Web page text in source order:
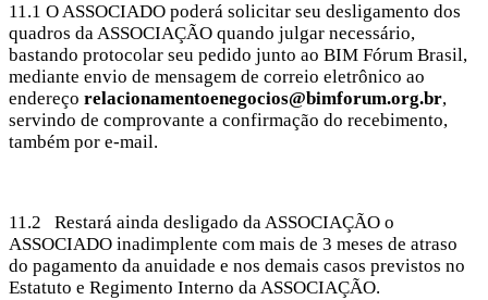
11.1 O ASSOCIADO poderá solicitar seu desligamento dos
quadros da ASSOCIAÇÃO quando julgar necessário,
bastando protocolar seu pedido junto ao BIM Fórum Brasil,
mediante envio de mensagem de correio eletrônico ao
endereço relacionamentoenegocios@bimforum.org.br,
servindo de comprovante a confirmação do recebimento,
também por e-mail.
11.2 Restará ainda desligado da ASSOCIAÇÃO o
ASSOCIADO inadimplente com mais de 3 meses de atraso
do pagamento da anuidade e nos demais casos previstos no
Estatuto e Regimento Interno da ASSOCIAÇÃO.